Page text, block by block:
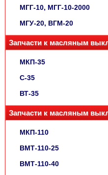
МГГ-10, МГГ-10-2000
МГУ-20, ВГМ-20
Запчасти к масляным
МКП-35
С-35
ВТ-35
Запчасти к масляным
МКП-110
ВМТ-110-25
ВМТ-110-40